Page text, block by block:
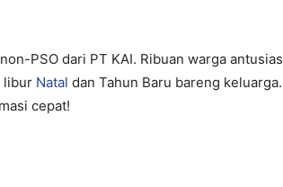
PSO dari PT KAI. Ribuan warga antusias
libur Natal dan Tahun Baru bareng keluarga.
cepat!